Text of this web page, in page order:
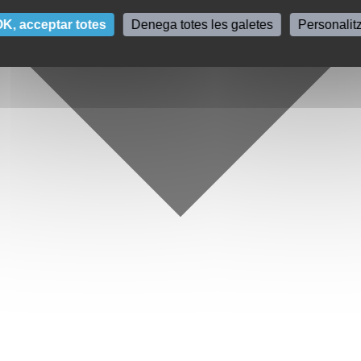
acceptar totes Denega totes les galetes